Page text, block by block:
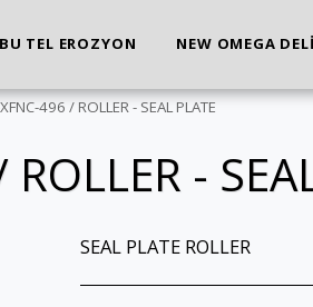
TEL EROZYON NEW OMEGA
496 / ROLLER - SEAL PLATE
-
SEAL PLATE ROLLER